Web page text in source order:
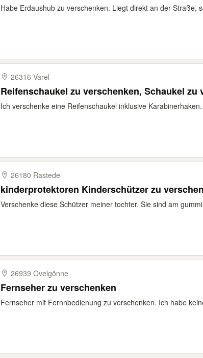
Habe Erdaushub zu verschenken. Liegt direkt an der Straße,
26316 Varel
Reifenschaukel zu verschenken, Schaukel zu
Ich verschenke eine Reifenschaukel inklusive
26180 Rastede
kinderprotektoren Kinderschützer zu
Verschenke diese Schützer meiner tochter. Sie sind am
26939 Ovelgönne
Fernseher zu verschenken
Fernseher mit Fernnbedienung zu verschenken. Ich habe